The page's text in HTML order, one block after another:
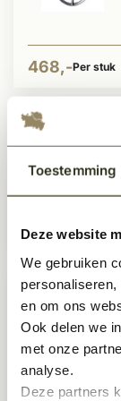
Toestemming
Deze website
We gebruiken
en om ons
Ook delen we
met onze
analyse.
Deze partners
468,-Per stuk
492,45Per